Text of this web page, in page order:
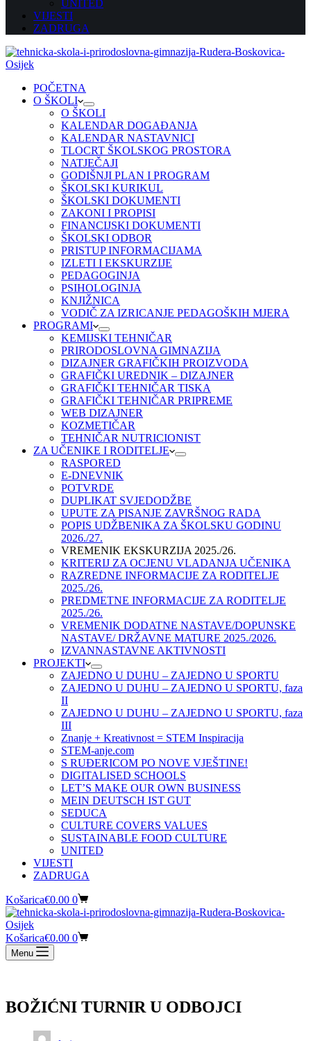
UNITED
VIJESTI
ZADRUGA
POČETNA
O ŠKOLI
O ŠKOLI
KALENDAR DOGAĐANJA
KALENDAR NASTAVNICI
TLOCRT ŠKOLSKOG PROSTORA
NATJEČAJI
GODIŠNJI PLAN I PROGRAM
ŠKOLSKI KURIKUL
ŠKOLSKI DOKUMENTI
ZAKONI I PROPISI
FINANCIJSKI DOKUMENTI
ŠKOLSKI ODBOR
PRISTUP INFORMACIJAMA
IZLETI I EKSKURZIJE
PEDAGOGINJA
PSIHOLOGINJA
KNJIŽNICA
VODIČ ZA IZRICANJE PEDAGOŠKIH MJERA
PROGRAMI
KEMIJSKI TEHNIČAR
PRIRODOSLOVNA GIMNAZIJA
DIZAJNER GRAFIČKIH PROIZVODA
GRAFIČKI UREDNIK – DIZAJNER
GRAFIČKI TEHNIČAR TISKA
GRAFIČKI TEHNIČAR PRIPREME
WEB DIZAJNER
KOZMETIČAR
TEHNIČAR NUTRICIONIST
ZA UČENIKE I RODITELJE
RASPORED
E-DNEVNIK
POTVRDE
DUPLIKAT SVJEDODŽBE
UPUTE ZA PISANJE ZAVRŠNOG RADA
POPIS UDŽBENIKA ZA ŠKOLSKU GODINU
2026./27.
VREMENIK EKSKURZIJA 2025./26.
KRITERIJ ZA OCJENU VLADANJA UČENIKA
RAZREDNE INFORMACIJE ZA RODITELJE
2025./26.
PREDMETNE INFORMACIJE ZA RODITELJE
2025./26.
VREMENIK DODATNE NASTAVE/DOPUNSKE
NASTAVE/ DRŽAVNE MATURE 2025./2026.
IZVANNASTAVNE AKTIVNOSTI
PROJEKTI
ZAJEDNO U DUHU – ZAJEDNO U SPORTU
ZAJEDNO U DUHU – ZAJEDNO U SPORTU, faza
II
ZAJEDNO U DUHU – ZAJEDNO U SPORTU, faza
III
Znanje + Kreativnost = STEM Inspiracija
STEM-anje.com
S RUĐERICOM PO NOVE VJEŠTINE!
DIGITALISED SCHOOLS
LET’S MAKE OUR OWN BUSINESS
MEIN DEUTSCH IST GUT
SEDUCA
CULTURE COVERS VALUES
SUSTAINABLE FOOD CULTURE
UNITED
VIJESTI
ZADRUGA
Košarica€0.00 0
Košarica€0.00 0
Menu
BOŽIĆNI TURNIR U ODBOJCI